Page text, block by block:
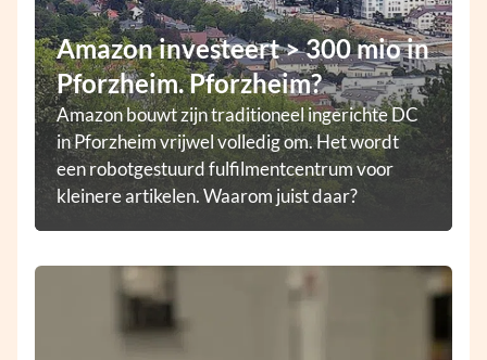
Amazon investeert > 300 mio in
Pforzheim. Pforzheim?
Amazon bouwt zijn traditioneel ingerichte DC
in Pforzheim vrijwel volledig om. Het wordt
een robotgestuurd fulfilmentcentrum voor
kleinere artikelen. Waarom juist daar?